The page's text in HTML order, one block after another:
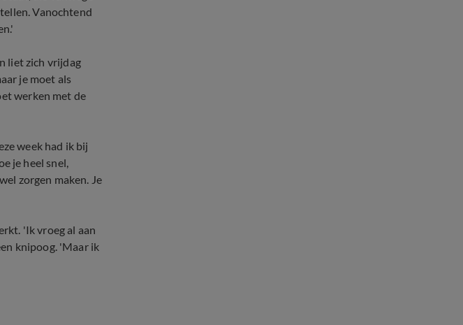
Vanochtend
liet zich vrijdag
je moet als
werken met de
week had ik bij
je heel snel,
zorgen maken. Je
'Ik vroeg al aan
knipoog. 'Maar ik